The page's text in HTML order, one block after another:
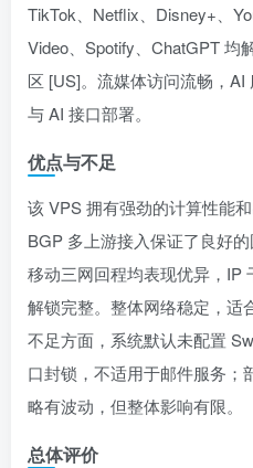
TikTok、Netflix、Disney+、
Video、Spotify、ChatGPT 均
区 [US]。流媒体访问流畅，
与 AI 接口部署。
优点与不足
该 VPS 拥有强劲的计算性能
BGP 多上游接入保证了良好
移动三网回程均表现优异，IP
解锁完整。整体网络稳定，适
不足方面，系统默认未配置
口封锁，不适用于邮件服务；
略有波动，但整体影响有限。
总体评价